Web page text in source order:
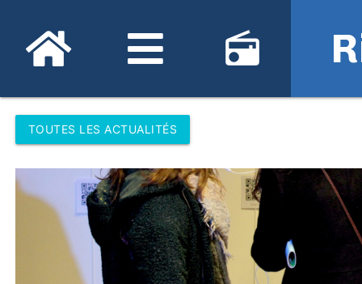
radio
TOUTES LES ACTUALITÉS